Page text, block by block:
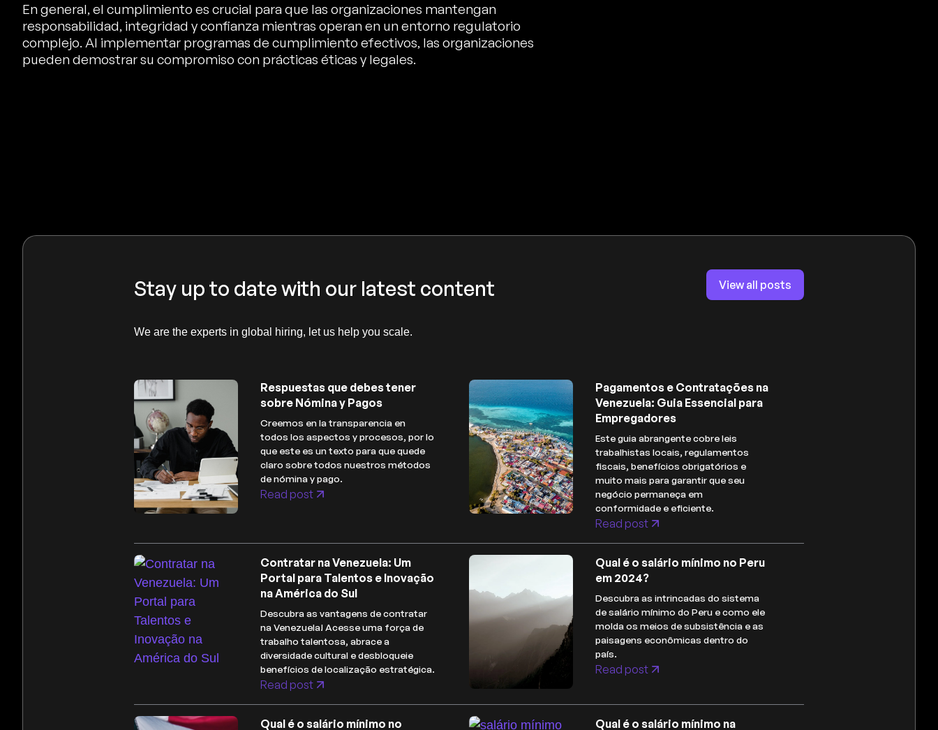
En general, el cumplimiento es crucial para que las organizaciones mantengan
responsabilidad, integridad y confianza mientras operan en un entorno regulatorio
complejo. Al implementar programas de cumplimiento efectivos, las organizaciones
pueden demostrar su compromiso con prácticas éticas y legales.
Stay up to date with our latest content
We are the experts in global hiring, let us help you scale.
View all posts
Respuestas que debes tener
sobre Nómina y Pagos
Creemos en la transparencia en
todos los aspectos y procesos, por lo
que este es un texto para que quede
claro sobre todos nuestros métodos
de nómina y pago.
Read post
Pagamentos e Contratações na
Venezuela: Guia Essencial para
Empregadores
Este guia abrangente cobre leis
trabalhistas locais, regulamentos
fiscais, benefícios obrigatórios e
muito mais para garantir que seu
negócio permaneça em
conformidade e eficiente.
Read post
Contratar na Venezuela: Um
Portal para Talentos e Inovação
na América do Sul
Descubra as vantagens de contratar
na Venezuela! Acesse uma força de
trabalho talentosa, abrace a
diversidade cultural e desbloqueie
benefícios de localização estratégica.
Read post
Qual é o salário mínimo no Peru
em 2024?
Descubra as intrincadas do sistema
de salário mínimo do Peru e como ele
molda os meios de subsistência e as
paisagens econômicas dentro do
país.
Read post
Qual é o salário mínimo no Qual é o salário mínimo na